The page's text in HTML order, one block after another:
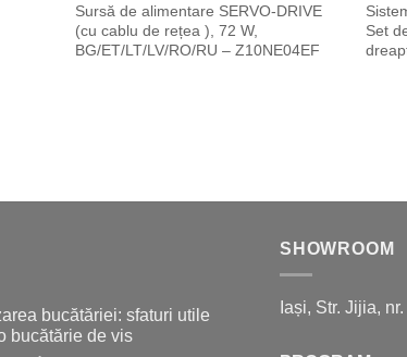
Sursă de alimentare SERVO-DRIVE
(cu cablu de rețea ), 72 W,
BG/ET/LT/LV/RO/RU – Z10NE04EF
Set
bucătăriei: sfaturi utile
bucătărie de vis
SHOWROOM
Iași, Str. Jijia,